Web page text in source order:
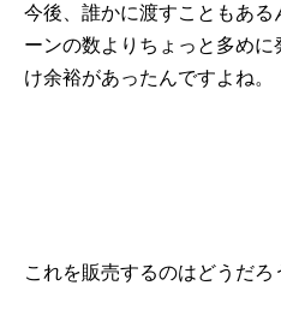
今後、誰かに渡すこともあ
ーンの数よりちょっと多め
け余裕があったんですよね。
これを販売するのはどうだろ